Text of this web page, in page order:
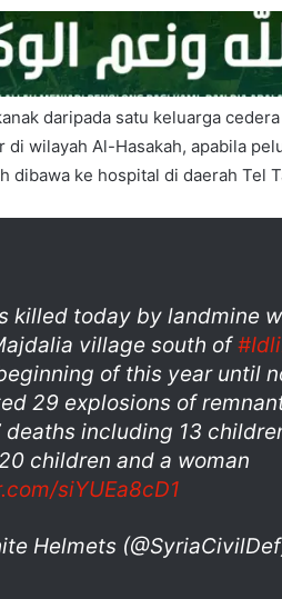
daripada satu keluarga
di wilayah Al-Hasakah, apabila
dibawa ke hospital di daerah Tel
killed today by landmine
village south of
of this year until
29 explosions of
deaths including 13
children and a woman
siYUEa8cD1
Helmets